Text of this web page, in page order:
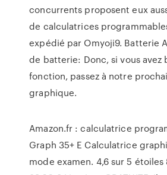
concurrents proposent eux
de calculatrices
expédié par Omyoji9. Batterie
de batterie: Donc, si vous avez
fonction, passez à notre
graphique.
Amazon.fr : calculatrice
Graph 35+ E Calculatrice
mode examen. 4,6 sur 5 étoiles